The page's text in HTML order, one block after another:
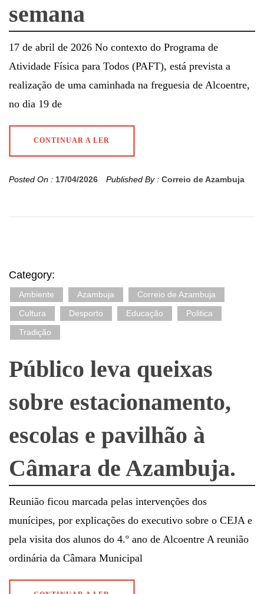
semana
17 de abril de 2026 No contexto do Programa de
Atividade Física para Todos (PAFT), está prevista a
realização de uma caminhada na freguesia de Alcoentre,
no dia 19 de
CONTINUAR A LER
Posted On : 17/04/2026 Published By : Correio de Azambuja
Category:
Ambiente Azambuja
Correio de Azambuja
Cultura
Desporto Educação
Politica
Tradição
Público leva queixas
sobre estacionamento,
escolas e pavilhão à
Câmara de Azambuja.
Reunião ficou marcada pelas intervenções dos
munícipes, por explicações do executivo sobre o CEJA e
pela visita dos alunos do 4.º ano de Alcoentre A reunião
ordinária da Câmara Municipal